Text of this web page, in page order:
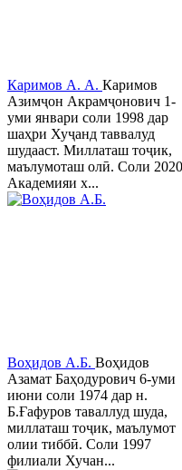
Каримов А. А. Каримов
Азимҷон Акрамҷонович 1-
уми январи соли 1998 дар
шаҳри Хуҷанд таввалуд
шудааст. Миллаташ тоҷик,
маълумоташ олӣ. Соли 2020
Академияи х...
Воҳидов А.Б. Воҳидов
Азамат Баҳодурович 6-уми
июни соли 1974 дар н.
Б.Ғафуров таваллуд шуда,
миллаташ тоҷик, маълумот
олии тиббӣ. Соли 1997
филиали Хучан...